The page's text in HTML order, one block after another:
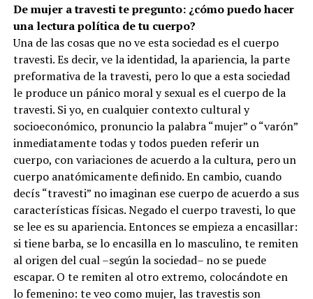
De mujer a travesti te pregunto: ¿cómo puedo hacer
una lectura política de tu cuerpo?
Una de las cosas que no ve esta sociedad es el cuerpo
travesti. Es decir, ve la identidad, la apariencia, la parte
preformativa de la travesti, pero lo que a esta sociedad
le produce un pánico moral y sexual es el cuerpo de la
travesti. Si yo, en cualquier contexto cultural y
socioeconómico, pronuncio la palabra “mujer” o “varón”
inmediatamente todas y todos pueden referir un
cuerpo, con variaciones de acuerdo a la cultura, pero un
cuerpo anatómicamente definido. En cambio, cuando
decís “travesti” no imaginan ese cuerpo de acuerdo a sus
características físicas. Negado el cuerpo travesti, lo que
se lee es su apariencia. Entonces se empieza a encasillar:
si tiene barba, se lo encasilla en lo masculino, te remiten
al origen del cual –según la sociedad– no se puede
escapar. O te remiten al otro extremo, colocándote en
lo femenino: te veo como mujer, las travestis son